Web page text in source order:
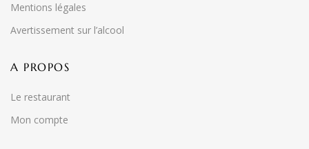
Mentions légales
Avertissement sur l’alcool
A PROPOS
Le restaurant
Mon compte